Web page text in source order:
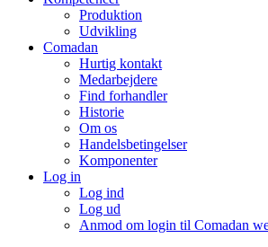
Produktion
Udvikling
Comadan
Hurtig kontakt
Medarbejdere
Find forhandler
Historie
Om os
Handelsbetingelser
Komponenter
Log in
Log ind
Log ud
Anmod om login til Comadan